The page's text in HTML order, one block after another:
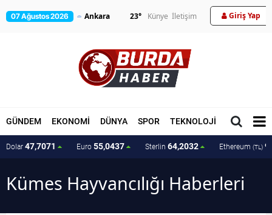
07 Ağustos 2026 23° Künye İletişim Giriş Yap
GÜNDEM EKONOMİ DÜNYA SPOR TEKNOLOJİ MAGAZİN
Dolar 47,7071 Euro 55,0437 Sterlin 64,2032 Ethereum (TL)
Kümes Hayvancılığı Haberleri